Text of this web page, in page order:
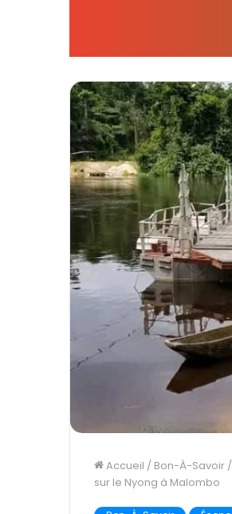
Accueil / Bon-À-Savoir /
sur le Nyong à Malombo